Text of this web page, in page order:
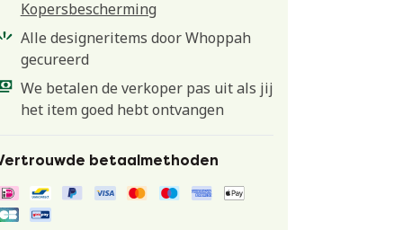
Kopersbescherming
Alle designeritems door Whoppah
gecureerd
We betalen de verkoper pas uit als jij
het item goed hebt ontvangen
betaalmethoden